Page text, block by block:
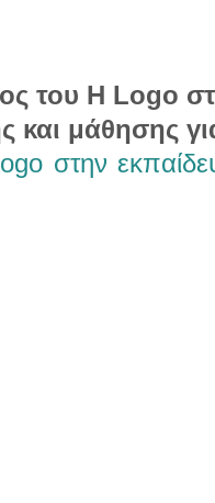
του Η Logo
και μάθησης
στην